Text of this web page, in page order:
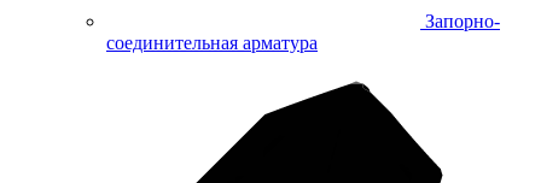
Запорно-
соединительная арматура